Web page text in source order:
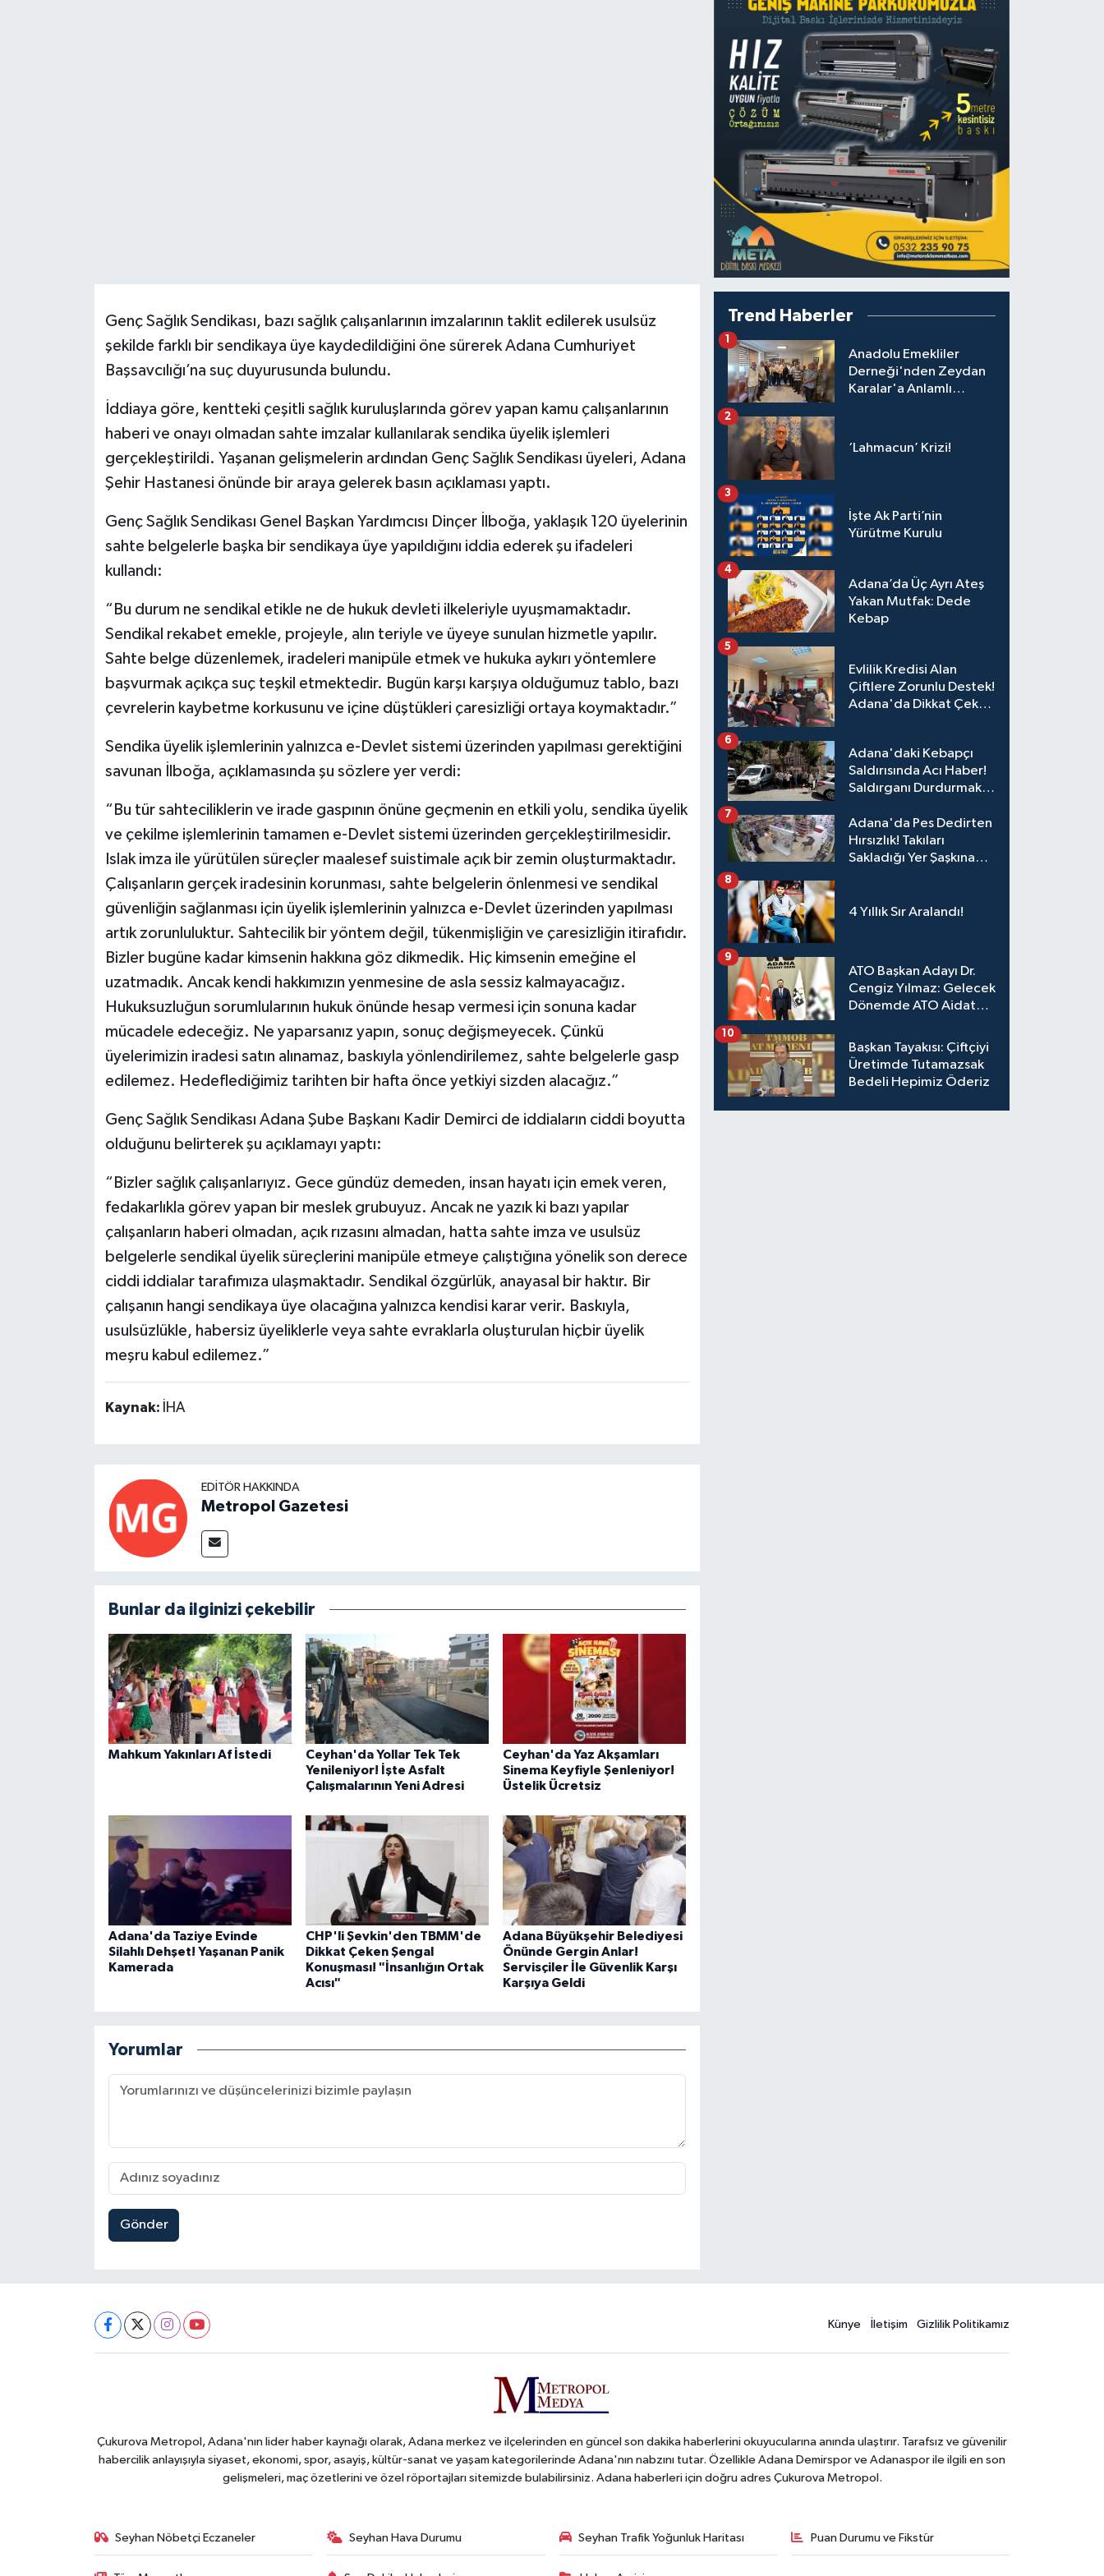
Genç Sağlık Sendikası, bazı sağlık çalışanlarının imzalarının taklit edilerek usulsüz
şekilde farklı bir sendikaya üye kaydedildiğini öne sürerek Adana Cumhuriyet
Başsavcılığı’na suç duyurusunda bulundu.
İddiaya göre, kentteki çeşitli sağlık kuruluşlarında görev yapan kamu çalışanlarının
haberi ve onayı olmadan sahte imzalar kullanılarak sendika üyelik işlemleri
gerçekleştirildi. Yaşanan gelişmelerin ardından Genç Sağlık Sendikası üyeleri, Adana
Şehir Hastanesi önünde bir araya gelerek basın açıklaması yaptı.
Genç Sağlık Sendikası Genel Başkan Yardımcısı Dinçer İlboğa, yaklaşık 120 üyelerinin
sahte belgelerle başka bir sendikaya üye yapıldığını iddia ederek şu ifadeleri
kullandı:
“Bu durum ne sendikal etikle ne de hukuk devleti ilkeleriyle uyuşmamaktadır.
Sendikal rekabet emekle, projeyle, alın teriyle ve üyeye sunulan hizmetle yapılır.
Sahte belge düzenlemek, iradeleri manipüle etmek ve hukuka aykırı yöntemlere
başvurmak açıkça suç teşkil etmektedir. Bugün karşı karşıya olduğumuz tablo, bazı
çevrelerin kaybetme korkusunu ve içine düştükleri çaresizliği ortaya koymaktadır.”
Sendika üyelik işlemlerinin yalnızca e-Devlet sistemi üzerinden yapılması gerektiğini
savunan İlboğa, açıklamasında şu sözlere yer verdi:
“Bu tür sahteciliklerin ve irade gaspının önüne geçmenin en etkili yolu, sendika üyelik
ve çekilme işlemlerinin tamamen e-Devlet sistemi üzerinden gerçekleştirilmesidir.
Islak imza ile yürütülen süreçler maalesef suistimale açık bir zemin oluşturmaktadır.
Çalışanların gerçek iradesinin korunması, sahte belgelerin önlenmesi ve sendikal
güvenliğin sağlanması için üyelik işlemlerinin yalnızca e-Devlet üzerinden yapılması
artık zorunluluktur. Sahtecilik bir yöntem değil, tükenmişliğin ve çaresizliğin itirafıdır.
Bizler bugüne kadar kimsenin hakkına göz dikmedik. Hiç kimsenin emeğine el
uzatmadık. Ancak kendi hakkımızın yenmesine de asla sessiz kalmayacağız.
Hukuksuzluğun sorumlularının hukuk önünde hesap vermesi için sonuna kadar
mücadele edeceğiz. Ne yaparsanız yapın, sonuç değişmeyecek. Çünkü
üyelerimizin iradesi satın alınamaz, baskıyla yönlendirilemez, sahte belgelerle gasp
edilemez. Hedeflediğimiz tarihten bir hafta önce yetkiyi sizden alacağız.”
Genç Sağlık Sendikası Adana Şube Başkanı Kadir Demirci de iddiaların ciddi boyutta
olduğunu belirterek şu açıklamayı yaptı:
“Bizler sağlık çalışanlarıyız. Gece gündüz demeden, insan hayatı için emek veren,
fedakarlıkla görev yapan bir meslek grubuyuz. Ancak ne yazık ki bazı yapılar
çalışanların haberi olmadan, açık rızasını almadan, hatta sahte imza ve usulsüz
belgelerle sendikal üyelik süreçlerini manipüle etmeye çalıştığına yönelik son derece
ciddi iddialar tarafımıza ulaşmaktadır. Sendikal özgürlük, anayasal bir haktır. Bir
çalışanın hangi sendikaya üye olacağına yalnızca kendisi karar verir. Baskıyla,
usulsüzlükle, habersiz üyeliklerle veya sahte evraklarla oluşturulan hiçbir üyelik
meşru kabul edilemez.”
Kaynak: İHA
EDITÖR HAKKINDA
Metropol Gazetesi
Bunlar da ilginizi çekebilir
Mahkum Yakınları Af İstedi
Ceyhan'da Yollar Tek Tek
Yenileniyor! İşte Asfalt
Çalışmalarının Yeni Adresi
Ceyhan'da Yaz Akşamları
Sinema Keyfiyle Şenleniyor!
Üstelik Ücretsiz
Adana'da Taziye Evinde
Silahlı Dehşet! Yaşanan Panik
Kamerada
CHP'li Şevkin'den TBMM'de
Dikkat Çeken Şengal
Konuşması! "İnsanlığın Ortak
Acısı"
Adana Büyükşehir Belediyesi
Önünde Gergin Anlar!
Servisçiler İle Güvenlik Karşı
Karşıya Geldi
Yorumlar
Gönder
Trend Haberler
Anadolu Emekliler
Derneği'nden Zeydan
Karalar'a Anlamlı
1
‘Lahmacun’ Krizi!
2
İşte Ak Parti’nin
Yürütme Kurulu
3
Adana’da Üç Ayrı Ateş
Yakan Mutfak: Dede
Kebap
4
Evlilik Kredisi Alan
Çiftlere Zorunlu Destek!
Adana'da Dikkat Çeken
5
Adana'daki Kebapçı
Saldırısında Acı Haber!
Saldırganı Durdurmak
Kaybetti
6
Adana'da Pes Dedirten
Hırsızlık! Takıları
Sakladığı Yer Şaşkına
7
4 Yıllık Sır Aralandı!
8
ATO Başkan Adayı Dr.
Cengiz Yılmaz: Gelecek
Dönemde ATO Aidat
Üyelerimize Ve
Adana'ya Yatırılacak
9
Başkan Tayakısı: Çiftçiyi
Üretimde Tutamazsak
Bedeli Hepimiz Öderiz
10
Künye İletişim Gizlilik Politikamız
Çukurova Metropol, Adana'nın lider haber kaynağı olarak, Adana merkez ve ilçelerinden en güncel son dakika haberlerini okuyucularına anında ulaştırır. Tarafsız ve güvenilir
habercilik anlayışıyla siyaset, ekonomi, spor, asayiş, kültür-sanat ve yaşam kategorilerinde Adana'nın nabzını tutar. Özellikle Adana Demirspor ve Adanaspor ile ilgili en son
gelişmeleri, maç özetlerini ve özel röportajları sitemizde bulabilirsiniz. Adana haberleri için doğru adres Çukurova Metropol.
Seyhan Nöbetçi Eczaneler Seyhan Hava Durumu Seyhan Trafik Yoğunluk Haritası Puan Durumu ve Fikstür